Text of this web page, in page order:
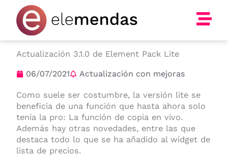
contenido
Actualización 3.1.0 de Element Pack Lite
06/07/2021 Actualización con mejoras
Como suele ser costumbre, la versión lite se
beneficia de una función que hasta ahora solo
tenía la pro: La función de copia en vivo.
Además hay otras novedades, entre las que
destaca todo lo que se ha añadido al widget de
lista de precios.